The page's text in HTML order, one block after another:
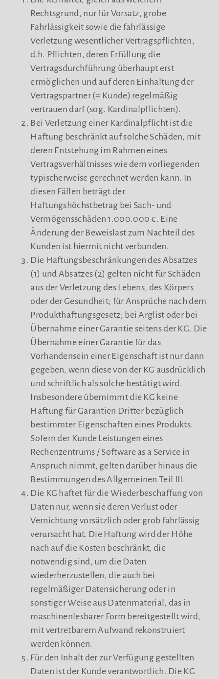
Rechtsgrund, nur für Vorsatz, grobe
Fahrlässigkeit sowie die fahrlässige
Verletzung wesentlicher Vertragspflichten,
d.h. Pflichten, deren Erfüllung die
Vertragsdurchführung überhaupt erst
ermöglichen und auf deren Einhaltung der
Vertragspartner (= Kunde) regelmäßig
vertrauen darf (sog. Kardinalpflichten).
Bei Verletzung einer Kardinalpflicht ist die
Haftung beschränkt auf solche Schäden, mit
deren Entstehung im Rahmen eines
Vertragsverhältnisses wie dem vorliegenden
typischerweise gerechnet werden kann. In
diesen Fällen beträgt der
Haftungshöchstbetrag bei Sach- und
Vermögensschäden 1.000.000 €. Eine
Änderung der Beweislast zum Nachteil des
Kunden ist hiermit nicht verbunden.
Die Haftungsbeschränkungen des Absatzes
(1) und Absatzes (2) gelten nicht für Schäden
aus der Verletzung des Lebens, des Körpers
oder der Gesundheit; für Ansprüche nach dem
Produkthaftungsgesetz; bei Arglist oder bei
Übernahme einer Garantie seitens der KG. Die
Übernahme einer Garantie für das
Vorhandensein einer Eigenschaft ist nur dann
gegeben, wenn diese von der KG ausdrücklich
und schriftlich als solche bestätigt wird.
Insbesondere übernimmt die KG keine
Haftung für Garantien Dritter bezüglich
bestimmter Eigenschaften eines Produkts.
Sofern der Kunde Leistungen eines
Rechenzentrums / Software as a Service in
Anspruch nimmt, gelten darüber hinaus die
Bestimmungen des Allgemeinen Teil III.
Die KG haftet für die Wiederbeschaffung von
Daten nur, wenn sie deren Verlust oder
Vernichtung vorsätzlich oder grob fahrlässig
verursacht hat. Die Haftung wird der Höhe
nach auf die Kosten beschränkt, die
notwendig sind, um die Daten
wiederherzustellen, die auch bei
regelmäßiger Datensicherung oder in
sonstiger Weise aus Datenmaterial, das in
maschinenlesbarer Form bereitgestellt wird,
mit vertretbarem Aufwand rekonstruiert
werden können.
Für den Inhalt der zur Verfügung gestellten
Daten ist der Kunde verantwortlich. Die KG